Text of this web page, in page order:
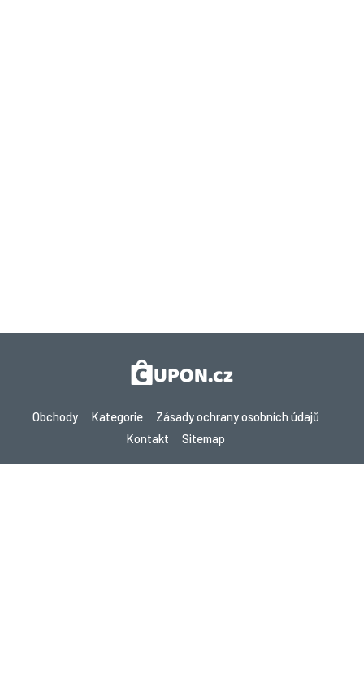
Obchody Kategorie
Zásady ochrany osobních údajů
Kontakt
Sitemap